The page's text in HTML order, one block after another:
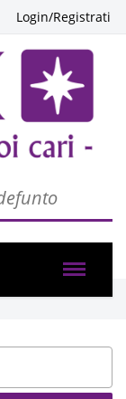
Login/Registrati